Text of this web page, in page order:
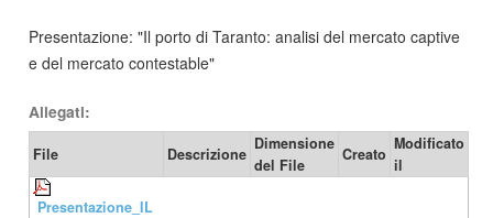
Presentazione: "Il porto di Taranto: analisi del mercato captive
e del mercato contestable"
Allegati:
File Descrizione
Dimensione
del File
Creato
Modificato
il
Presentazione_IL